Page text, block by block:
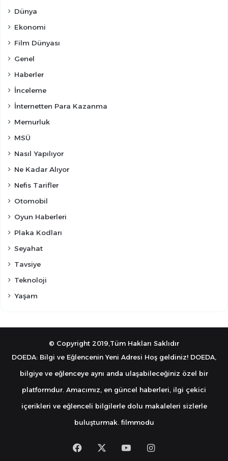
Dünya
Ekonomi
Film Dünyası
Genel
Haberler
İnceleme
İnternetten Para Kazanma
Memurluk
MSÜ
Nasıl Yapılıyor
Ne Kadar Alıyor
Nefis Tarifler
Otomobil
Oyun Haberleri
Plaka Kodları
Seyahat
Tavsiye
Teknoloji
Yaşam
© Copyright 2019,Tüm Hakları Saklıdır
DOEDA: Bilgi ve Eğlencenin Yeni Adresi Hoş geldiniz! DOEDA,
bilgiye ve eğlenceye aynı anda ulaşabileceğiniz özel bir
platformdur. Amacımız, en güncel haberleri, ilgi çekici
içerikleri ve eğlenceli bilgilerle dolu makaleleri sizlerle
buluşturmak. filmmodu
FacebookYouTubeInstagram